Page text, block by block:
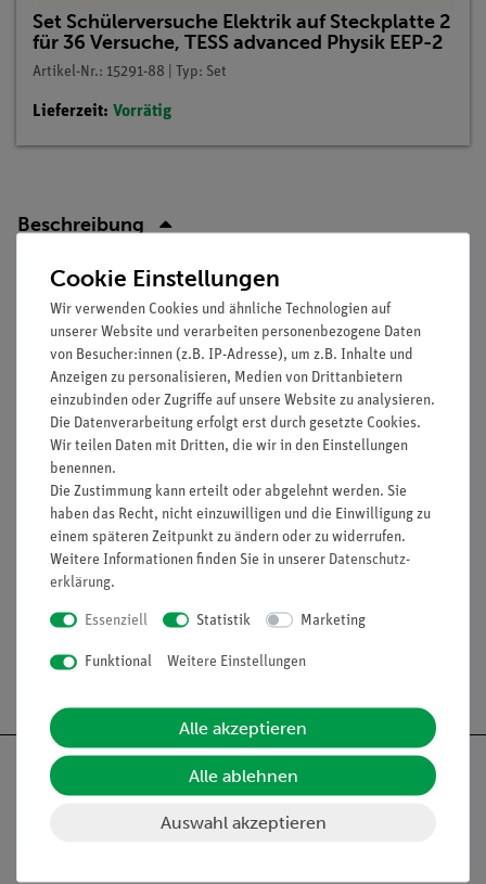
Set Schülerversuche Elektrik auf Steckplatte 2
für 36 Versuche, TESS advanced Physik EEP-2
Artikel-Nr.: 15291-88 | Typ: Set
Lieferzeit: Vorrätig
Beschreibung
Prinzip
Befindet sich eine Spule in einem Gleichstromkreis, so baut
sich beim Schließen des Kreises das Magnetfeld der Spule auf
und erzeugt eine Selbstinduktionsspannung, die dem
Anwachsen entgegenwirkt. Eine Glühlampe, die sich im
Stromkreis befindet, leuchtet erst allmählich auf.
Lieferumfang
Media / Downloads
Nach oben
Cookie Einstellungen
Wir verwenden Cookies und ähnliche Technologien auf
unserer Website und verarbeiten personenbezogene Daten
von Besucher:innen (z.B. IP-Adresse), um z.B. Inhalte und
Anzeigen zu personalisieren, Medien von Drittanbietern
einzubinden oder Zugriffe auf unsere Website zu analysieren.
Die Datenverarbeitung erfolgt erst durch gesetzte Cookies.
Wir teilen Daten mit Dritten, die wir in den Einstellungen
benennen.
Die Zustimmung kann erteilt oder abgelehnt werden. Sie
haben das Recht, nicht einzuwilligen und die Einwilligung zu
einem späteren Zeitpunkt zu ändern oder zu widerrufen.
Weitere Informationen finden Sie in unserer Daten­schutz­
erklärung.
Essenziell Statistik Marketing
Funktional Weitere Einstellungen
Alle akzeptieren
Alle ablehnen
Auswahl akzeptieren